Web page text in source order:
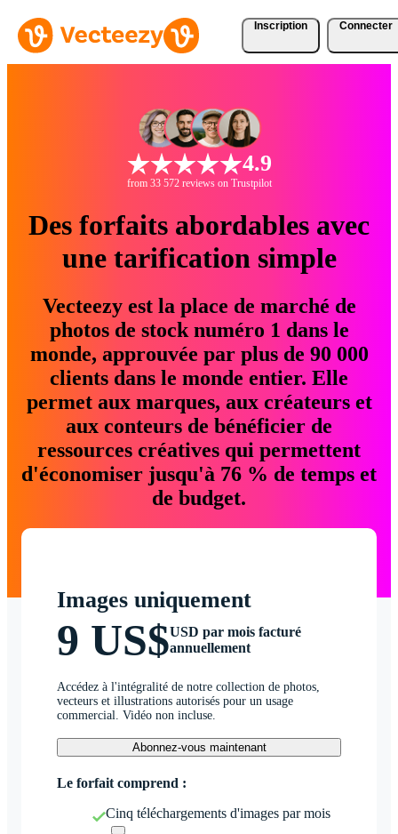
Inscription Connecter
4.9
from 33 572 reviews on Trustpilot
Des forfaits abordables avec
une tarification simple
Vecteezy est la place de marché de
photos de stock numéro 1 dans le
monde, approuvée par plus de 90 000
clients dans le monde entier. Elle
permet aux marques, aux créateurs et
aux conteurs de bénéficier de
ressources créatives qui permettent
d'économiser jusqu'à 76 % de temps et
de budget.
Images uniquement
9 US$USD par mois facturé
annuellement
Accédez à l'intégralité de notre collection de photos,
vecteurs et illustrations autorisés pour un usage
commercial. Vidéo non incluse.
Abonnez-vous maintenant
Le forfait comprend :
Cinq téléchargements d'images par mois